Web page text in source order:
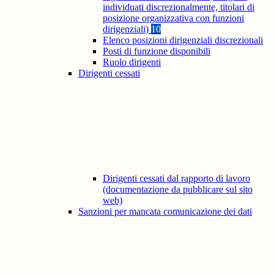
individuati discrezionalmente, titolari di
posizione organizzativa con funzioni
dirigenziali) 10
Elenco posizioni dirigenziali discrezionali
Posti di funzione disponibili
Ruolo dirigenti
Dirigenti cessati
Dirigenti cessati dal rapporto di lavoro
(documentazione da pubblicare sul sito
web)
Sanzioni per mancata comunicazione dei dati